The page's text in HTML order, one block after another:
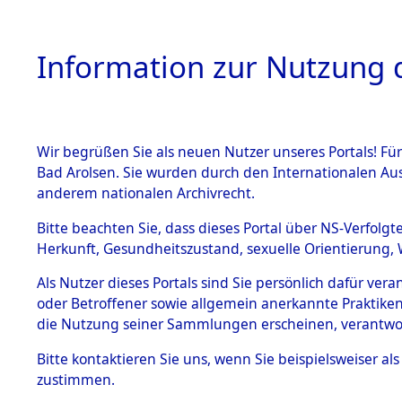
HOME
BESTÄNDE
Inhaftierungsdoku
mente
5. Verschiedenes
Todesmärsche
5.3.1 Alliierte
Information zur Nutzung
Wir begrüßen Sie als neuen Nutzer unseres Portals!
Bad Arolsen. Sie wurden durch den Internationalen
anderem nationalen Archivrecht.
Bitte beachten Sie, dass dieses Portal über NS-
Herkunft, Gesundheitszustand, sexuelle
Als Nutzer dieses Portals sind Sie persönlich dafür
oder Betroffener sowie allgemein anerkannte
die Nutzung seiner Sammlungen erscheinen,
Bitte kontaktieren Sie uns, wenn Sie beispielsweiser
zustimmen.